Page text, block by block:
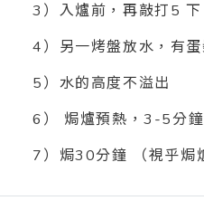
3 ）入爐前，再敲打5 下
4）另一烤盤放水，有
5）水的高度不溢出
6） 焗爐預熱，3-5分
7）焗30分鐘 （視乎焗